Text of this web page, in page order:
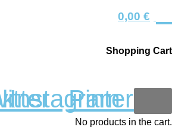
0,00 €
Shopping Cart
No products in the cart.
Instagram
Pinterest